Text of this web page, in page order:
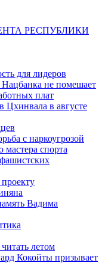
РЕСПУБЛИКИ
для лидеров
Нацбанка не помешает
плат
Цхинвала в августе
с наркоугрозой
мастера спорта
Вадима
летом
Кокойты призывает